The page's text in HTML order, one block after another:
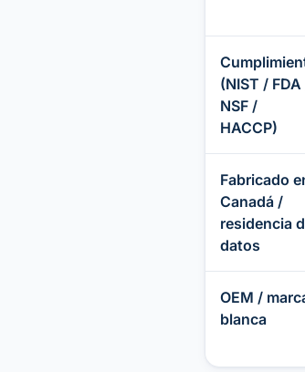
(NIST /
NSF /
HACCP)
Fabricado
Canadá /
residencia
datos
OEM /
blanca